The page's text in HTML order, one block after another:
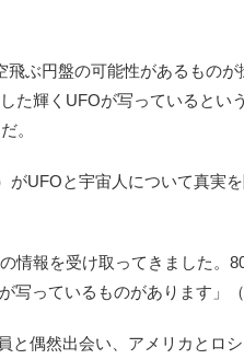
ぶ円盤の可能性があるものが
た輝くUFOが写っているとい
。
UFOと宇宙人について真実
情報を受け取ってきました。
写っているものがあります」（
偶然出会い、アメリカとロ